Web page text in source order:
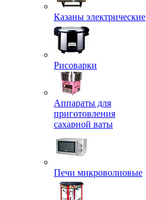
Казаны электрические
Рисоварки
Аппараты для
приготовления
сахарной ваты
Печи микроволновые